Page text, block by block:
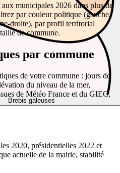
Brebis galeuses
municipales 2026 dans plus de
par couleur politique (gauche,
droite), par profil territorial
de commune.
par commune
de votre commune : jours de
du niveau de la mer,
de Météo France et du GIEC,
2020, présidentielles 2022 et
actuelle de la mairie, stabilité